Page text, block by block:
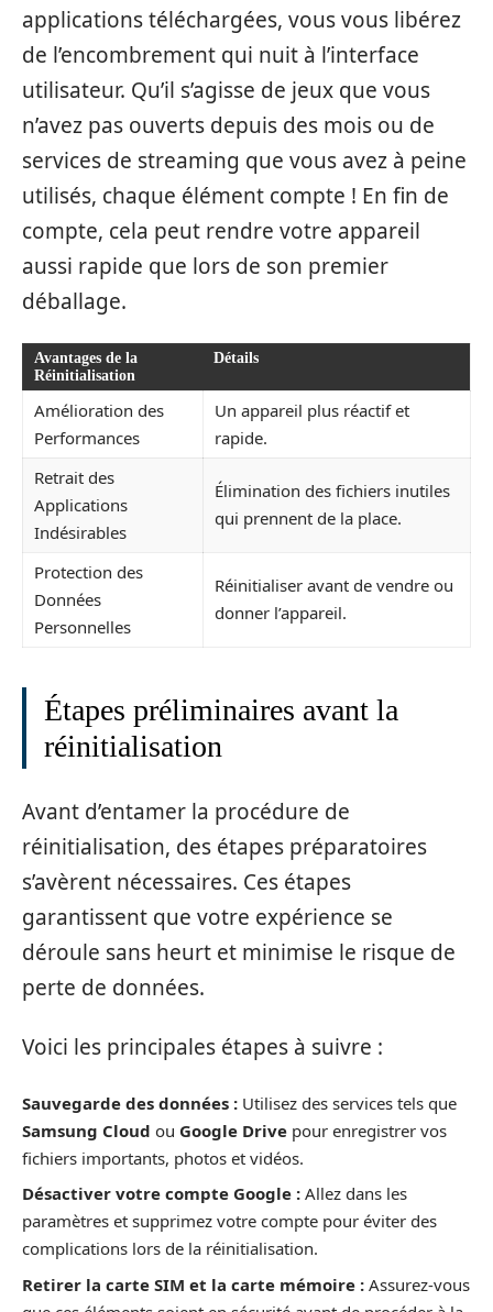
applications téléchargées, vous vous libérez
de l’encombrement qui nuit à l’interface
utilisateur. Qu’il s’agisse de jeux que vous
n’avez pas ouverts depuis des mois ou de
services de streaming que vous avez à peine
utilisés, chaque élément compte ! En fin de
compte, cela peut rendre votre appareil
aussi rapide que lors de son premier
déballage.
Avantages de la
Réinitialisation
Détails
Amélioration des
Performances
Un appareil plus réactif et
rapide.
Retrait des
Applications
Indésirables
Élimination des fichiers inutiles
qui prennent de la place.
Protection des
Données
Personnelles
Réinitialiser avant de vendre ou
donner l’appareil.
Étapes préliminaires avant la
réinitialisation
Avant d’entamer la procédure de
réinitialisation, des étapes préparatoires
s’avèrent nécessaires. Ces étapes
garantissent que votre expérience se
déroule sans heurt et minimise le risque de
perte de données.
Voici les principales étapes à suivre :
Sauvegarde des données : Utilisez des services tels que
Samsung Cloud ou Google Drive pour enregistrer vos
fichiers importants, photos et vidéos.
Désactiver votre compte Google : Allez dans les
paramètres et supprimez votre compte pour éviter des
complications lors de la réinitialisation.
Retirer la carte SIM et la carte mémoire : Assurez-vous